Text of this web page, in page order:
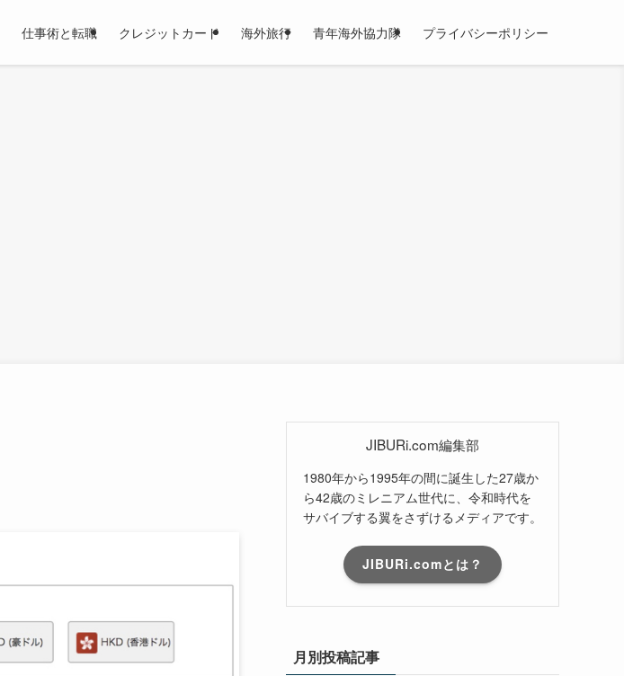
仕事術と転職 クレジットカード 海外旅行 青年海外協力隊 プライバシーポリシー
JIBURi.com編集部
1980年から1995年の間に誕生した27歳か
ら42歳のミレニアム世代に、令和時代を
サバイブする翼をさずけるメディアです。
JIBURi.comとは？
月別投稿記事